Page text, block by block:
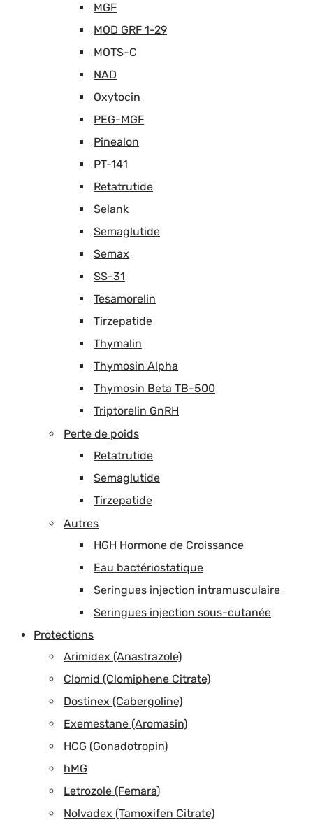
MGF
MOD GRF 1-29
MOTS-C
NAD
Oxytocin
PEG-MGF
Pinealon
PT-141
Retatrutide
Selank
Semaglutide
Semax
SS-31
Tesamorelin
Tirzepatide
Thymalin
Thymosin Alpha
Thymosin Beta TB-500
Triptorelin GnRH
Perte de poids
Retatrutide
Semaglutide
Tirzepatide
Autres
HGH Hormone de Croissance
Eau bactériostatique
Seringues injection intramusculaire
Seringues injection sous-cutanée
Protections
Arimidex (Anastrazole)
Clomid (Clomiphene Citrate)
Dostinex (Cabergoline)
Exemestane (Aromasin)
HCG (Gonadotropin)
hMG
Letrozole (Femara)
Nolvadex (Tamoxifen Citrate)